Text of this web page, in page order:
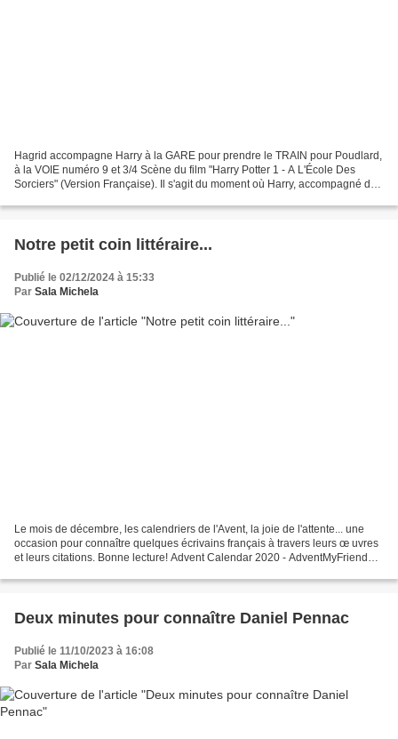
Hagrid accompagne Harry à la GARE pour prendre le TRAIN pour Poudlard,
à la VOIE numéro 9 et 3/4 Scène du film "Harry Potter 1 - A L'École Des
Sorciers" (Version Française). Il s'agit du moment où Harry, accompagné de
Notre petit coin littéraire...
Publié le 02/12/2024 à 15:33
Par Sala Michela
Le mois de décembre, les calendriers de l'Avent, la joie de l'attente... une
occasion pour connaître quelques écrivains français à travers leurs œ uvres
et leurs citations. Bonne lecture! Advent Calendar 2020 - AdventMyFriend
Deux minutes pour connaître Daniel Pennac
Publié le 11/10/2023 à 16:08
Par Sala Michela